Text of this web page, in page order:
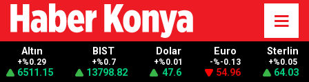
Altın
+%0.29
6511.15
BIST
+%0.7
13798.82
Dolar
+%0.01
47.6
Euro
-%-0.13
54.96
Sterlin
+%0.05
64.03